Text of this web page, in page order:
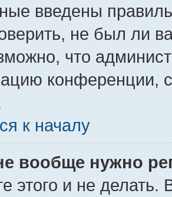
введены
не был ли
что
конференции,
к началу
вообще нужно
этого и не делать.